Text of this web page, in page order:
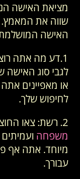
מציאת האישה
שווה את המאמץ.
האישה
1.דע מה אתה
לגבי סוג האישה
או מאפיינים
לחיפוש שלך.
2. רשת: צאו החוצה ופגשו אנשים! שוחח עם חברים, בני
משפחה
מיוחד. אתה אף
עבורך.